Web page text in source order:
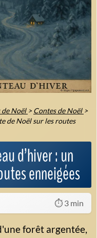
Noël >Contes de Noël >
de Noël sur les routes
d’hiver : un
enneigées
⏱️ 3 min
forêt argentée,